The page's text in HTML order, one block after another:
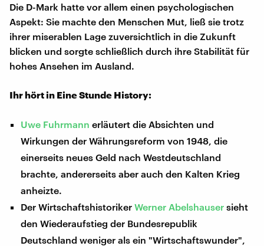
Die D-Mark hatte vor allem einen psychologischen
Aspekt: Sie machte den Menschen Mut, ließ sie trotz
ihrer miserablen Lage zuversichtlich in die Zukunft
blicken und sorgte schließlich durch ihre Stabilität für
hohes Ansehen im Ausland.
Ihr hört in Eine Stunde History:
Uwe Fuhrmann erläutert die Absichten und
Wirkungen der Währungsreform von 1948, die
einerseits neues Geld nach Westdeutschland
brachte, andererseits aber auch den Kalten Krieg
anheizte.
Der WirtschaftshistorikerWerner Abelshauser sieht
den Wiederaufstieg der Bundesrepublik
Deutschland weniger als ein "Wirtschaftswunder",